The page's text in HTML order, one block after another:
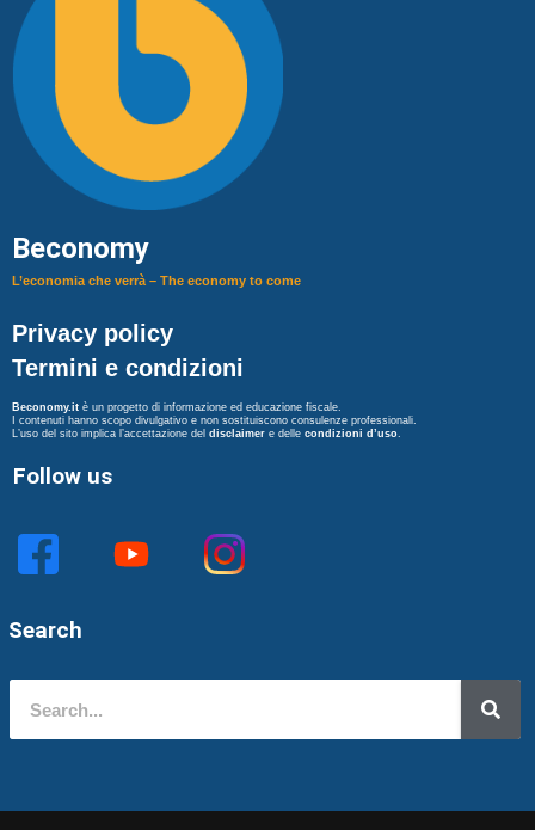
Beconomy
L’economia che verrà – The economy to come
Privacy policy
Termini e condizioni
Beconomy.it è un progetto di informazione ed educazione fiscale.
I contenuti hanno scopo divulgativo e non sostituiscono consulenze professionali.
L’uso del sito implica l’accettazione del disclaimer e delle condizioni d’uso.
Follow us
Search